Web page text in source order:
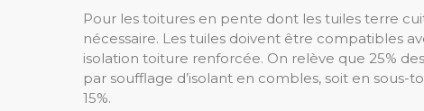
Pour les toitures en pente dont les tuiles terre
nécessaire. Les tuiles doivent être compatibles
isolation toiture renforcée. On relève que 25%
par soufflage d’isolant en combles, soit en
15%.